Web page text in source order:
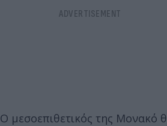
Ο μεσοεπιθετικός της Μονακό